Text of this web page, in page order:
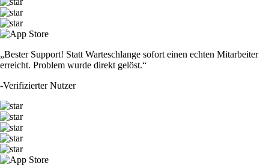
„Bester Support! Statt Warteschlange sofort einen echten Mitarbeiter
erreicht. Problem wurde direkt gelöst.“
-Verifizierter Nutzer